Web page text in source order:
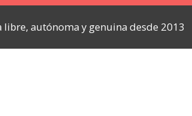
autónoma y genuina desde 2013